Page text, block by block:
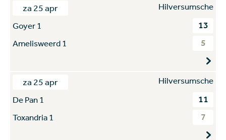
za 25 apr
Hilversumsche
Goyer 1
13
Amelisweerd 1 5
za 25 apr
Hilversumsche
De Pan 1
11
Toxandria 1 7